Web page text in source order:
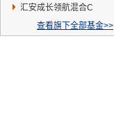
汇安成长领航混合C
查看旗下全部基金>>